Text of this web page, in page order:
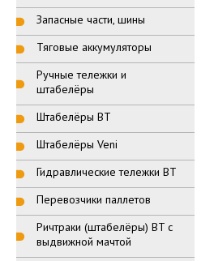
Запасные части, шины
Тяговые аккумуляторы
Ручные тележки и
штабелёры
Штабелёры BT
Штабелёры Veni
Гидравлические тележки BT
Перевозчики паллетов
Ричтраки (штабелёры) BT с
выдвижной мачтой